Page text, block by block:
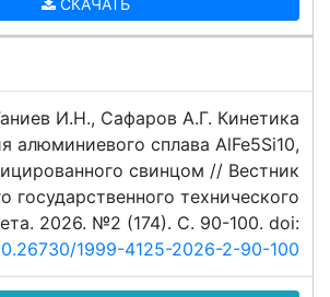
СКАЧАТЬ
И.Н., Сафаров А.Г. Кинетика
алюминиевого сплава AlFe5Si10,
свинцом // Вестник
государственного технического
2026. №2 (174). C. 90-100. doi:
1999-4125-2026-2-90-100